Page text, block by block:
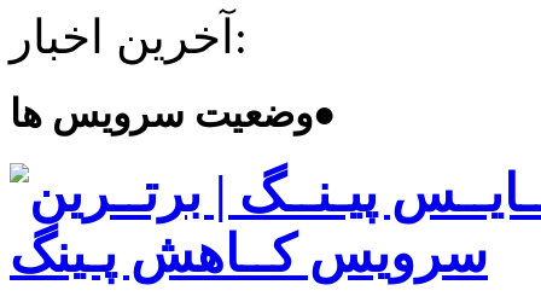
آخرین اخبار:
وضعیت سرویس ها●